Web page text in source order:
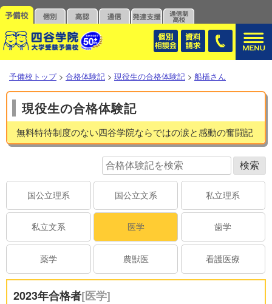
予備校トップ > 合格体験記 > 現役生の合格体験記 > 船橋さん
現役生の合格体験記
無料特待制度のない四谷学院ならではの涙と感動の奮闘記
国公立理系 国公立文系 私立理系
私立文系 医学 歯学
薬学 農獣医 看護医療
2023年合格者[医学]